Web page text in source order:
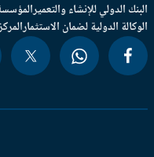
الدولي للإنشاء والتعميرالمؤسسة
الدولية لضمان الاستثمارالمركز